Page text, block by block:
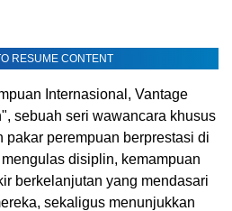
RESUME CONTENT
Internasional, Vantage
sebuah seri wawancara khusus
pakar perempuan berprestasi di
disiplin, kemampuan
berkelanjutan yang mendasari
sekaligus menunjukkan